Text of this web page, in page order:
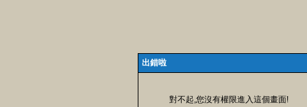
出錯啦
對不起,您沒有權限進入這個畫面!